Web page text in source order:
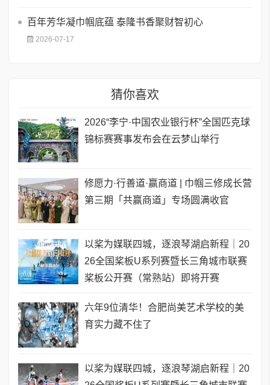
百年芳华凝巾帼底蕴 泰隆书香聚财智初心
2026-07-17
猜你喜欢
2026“李宁·中国农业银行杯”全国匹克球
锦标赛赛事发布会在云梦山举行
修愿力·行善道·赢商道 | 巾帼三修成长营
第三期「共赢商道」专场圆满收官
以桨为媒联四城，逐浪琴湖启新程｜20
26全国桨板U系列赛暨长三角城市联赛
桨板公开赛（常熟站）即将开赛
六年9位清华！合肥尚美艺术学校的美
育实力藏不住了
以桨为媒联四城，逐浪琴湖启新程｜20